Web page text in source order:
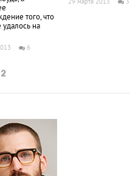
того, что
удалось на
6
2